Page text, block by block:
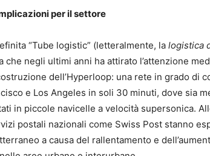
per il settore
“Tube logistic” (letteralmente, la logistica
che negli ultimi anni ha attirato l’attenzione
dell’Hyperloop: una rete in grado di
e Los Angeles in soli 30 minuti, dove sia
in piccole navicelle a velocità supersonica.
postali nazionali come Swiss Post stanno
a causa del rallentamento e